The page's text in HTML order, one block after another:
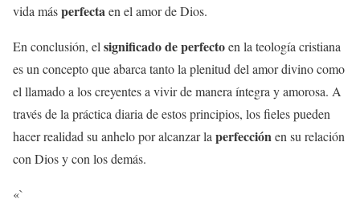
vida másperfecta en el amor de Dios.
En conclusión, el significado de perfectoen la teología cristiana
es un concepto que abarca tanto la plenitud del amor divino como
el llamado a los creyentes a vivir de manera íntegra y amorosa. A
través de la práctica diaria de estos principios, los fieles pueden
hacer realidad su anhelo por alcanzar la perfección en su relación
con Dios y con los demás.
«`